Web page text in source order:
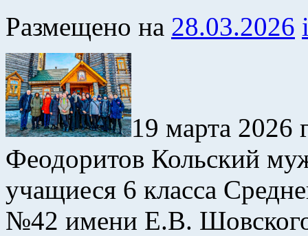
Размещено на 28.03.2026
19 марта 2026
Феодоритов Кольский
учащиеся 6 класса
№42 имени Е.В.